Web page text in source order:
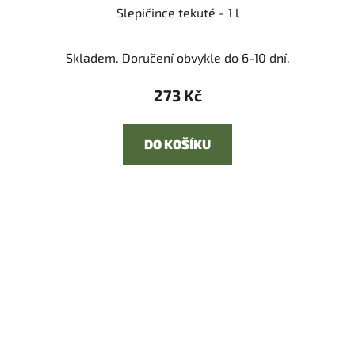
Slepičince tekuté - 1 l
Skladem. Doručení obvykle do 6-10 dní.
273 Kč
DO KOŠÍKU